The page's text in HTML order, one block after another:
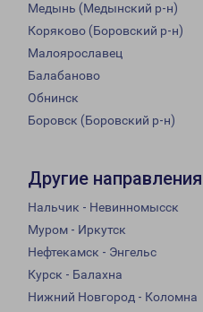
Медынь (Медынский р-н)
Коряково (Боровский р-н)
Малоярославец
Балабаново
Обнинск
Боровск (Боровский р-н)
Другие направления
Нальчик - Невинномысск
Муром - Иркутск
Нефтекамск - Энгельс
Курск - Балахна
Нижний Новгород - Коломна